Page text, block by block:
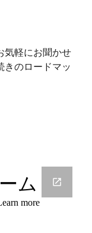
気軽にお聞かせ
きのロードマッ